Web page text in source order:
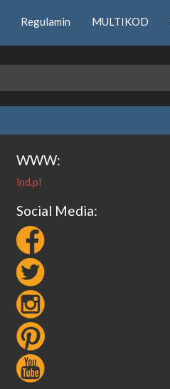
Regulamin MULTIKOD
WWW:
lnd.pl
Social Media: